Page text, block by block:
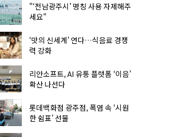
"‘전남광주시’ 명칭 사용 자제해주
세요"
‘맛의 신세계’ 연다…식음료 경쟁
력 강화
리안소프트, AI 유통 플랫폼 ‘이음’
확산 나선다
롯데백화점 광주점, 폭염 속 ‘시원
한 쉼표’ 선물